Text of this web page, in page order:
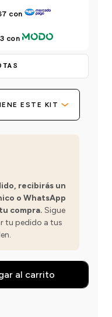
con
con
ESTE KIT
recibirás un
o WhatsApp
compra. Sigue
tu pedido a tus
al carrito